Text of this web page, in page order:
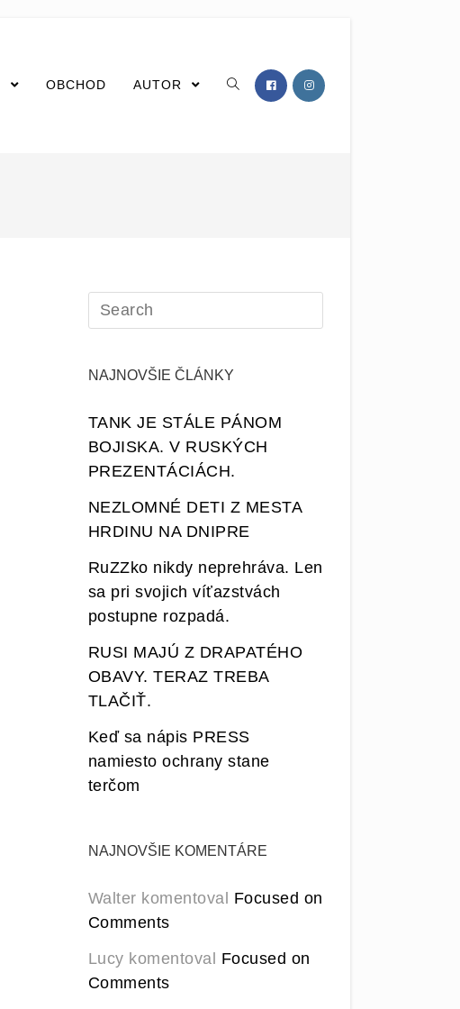
OBCHOD AUTOR
NAJNOVŠIE ČLÁNKY
TANK JE STÁLE PÁNOM
BOJISKA. V RUSKÝCH
PREZENTÁCIÁCH.
NEZLOMNÉ DETI Z MESTA
HRDINU NA DNIPRE
RuZZko nikdy neprehráva. Len
sa pri svojich víťazstvách
postupne rozpadá.
RUSI MAJÚ Z DRAPATÉHO
OBAVY. TERAZ TREBA
TLAČIŤ.
Keď sa nápis PRESS
namiesto ochrany stane
terčom
NAJNOVŠIE KOMENTÁRE
Walter komentoval Focused on
Comments
Lucy komentoval Focused on
Comments